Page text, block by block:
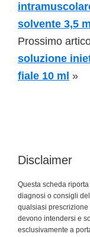
solvente 3,5 ml
Prossimo
soluzione
fiale 10 ml »
Disclaimer
Questa scheda
diagnosi o consigli
qualsiasi prescrizione
devono intendersi e
esclusivamente a